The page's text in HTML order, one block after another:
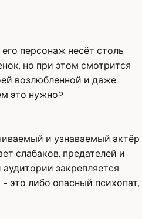
персонаж несёт столь
но при этом смотрится
возлюбленной и даже
это нужно?
и узнаваемый актёр
слабаков, предателей и
закрепляется
это либо опасный психопат,